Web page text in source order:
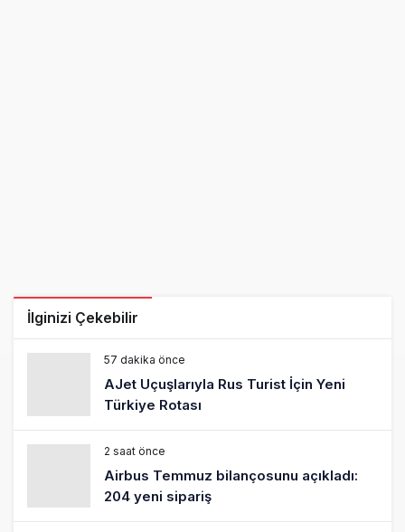
57 dakika önce
AJet Uçuşlarıyla Rus Turist İçin Yeni
Türkiye Rotası
2 saat önce
Airbus Temmuz bilançosunu açıkladı:
204 yeni sipariş
3 saat önce
İstanbul uçağına polis köpeklerle girdi: 3